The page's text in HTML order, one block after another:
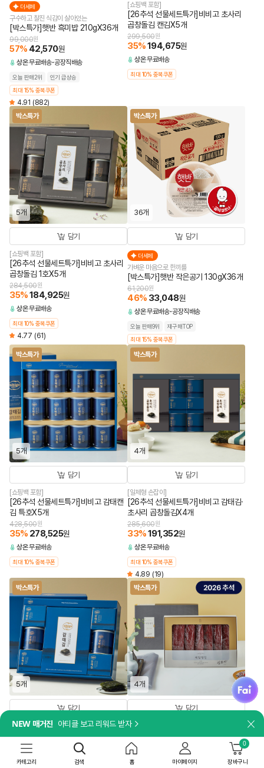
더세페
구수하고 찰진 식감이 살아있는
[박스특가]햇반 흑미밥 210gX36개
99,000원
57% 42,570원
상온무료배송 공장직배송
오늘 판매2위
인기 급상승
최대 15% 중복쿠폰
4.91 (882)
[쇼핑백 포함]
[26추석 선물세트특가]비비고 초사리
곱창돌김 캔김X5개
299,500원
35%194,675원
상온무료배송
최대 10% 중복쿠폰
박스특가
5개
담기
[쇼핑백 포함]
[26추석 선물세트특가]비비고 초사리
곱창돌김 1호X5개
284,500원
35%184,925원
상온무료배송
최대 10% 중복쿠폰
4.77 (61)
박스특가
36개
담기
더세페
가벼운 마음으로 한끼를
[박스특가]햇반 작은공기 130gX36개
61,200원
46% 33,048원
상온무료배송 공장직배송
오늘 판매9위
재구매TOP
최대 15% 중복쿠폰
박스특가
5개
담기
[쇼핑백 포함]
[26추석 선물세트특가]비비고 감태캔
김 특호X5개
428,500원
35% 278,525원
상온무료배송
최대 10% 중복쿠폰
박스특가
4개
담기
[일체형 손잡이]
[26추석 선물세트특가]비비고 감태김·
초사리 곱창돌김X4개
285,600원
33%191,352원
상온무료배송
최대 10% 중복쿠폰
4.89 (19)
박스특가
5개
담기
[쇼핑백 포함]
[26추석 선물세트특가]비비고 감태김
혼합 1호X5개
244,500
박스특가
4개
담기
[쇼핑백 포함]
[26추석 선물세트특가]제일명인 한우
육포X4개
349,600
NEW 매거진 아티클 보고 리워드 받자
fai
카테고리 검색 홈 마이페이지 장바구니
0